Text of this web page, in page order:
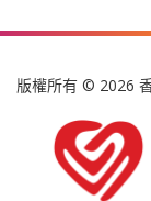
版權所有 © 2026